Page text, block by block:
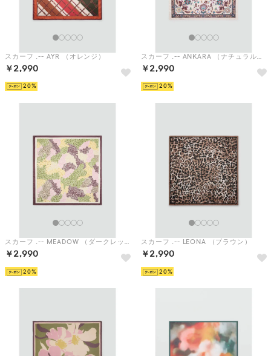
スカーフ .-- AYR （オレンジ）
￥2,990
20
スカーフ .-- ANKARA （ナチュラルホワイト）
￥2,990
20
スカーフ .-- MEADOW （ダークレッド）
￥2,990
20
スカーフ .-- LEONA （ブラウン）
￥2,990
20